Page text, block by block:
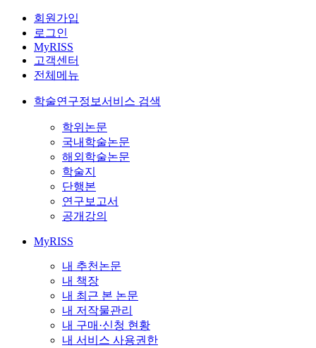
회원가입
로그인
MyRISS
고객센터
전체메뉴
학술연구정보서비스 검색
학위논문
국내학술논문
해외학술논문
학술지
단행본
연구보고서
공개강의
MyRISS
내 추천논문
내 책장
내 최근 본 논문
내 저작물관리
내 구매·신청 현황
내 서비스 사용권한